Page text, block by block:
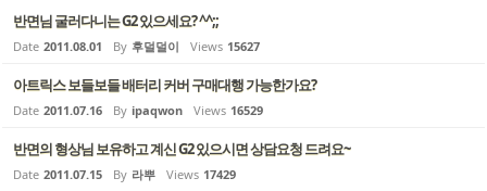
반면님 굴러다니는 G2 있으세요? ^^;;
Date 2011.08.01 By 후덜덜이 Views 15627
아트릭스 보들보들 배터리 커버 구매대행 가능한가요?
Date 2011.07.16 By ipaqwon Views 16529
반면의 형상님 보유하고 계신 G2 있으시면 상담요청 드려요~
Date 2011.07.15 By 라뿌 Views 17429